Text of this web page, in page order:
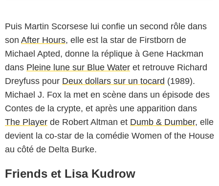
Puis Martin Scorsese lui confie un second rôle dans
son After Hours, elle est la star de Firstborn de
Michael Apted, donne la réplique à Gene Hackman
dans Pleine lune sur Blue Water et retrouve Richard
Dreyfuss pour Deux dollars sur un tocard (1989).
Michael J. Fox la met en scène dans un épisode des
Contes de la crypte, et après une apparition dans
The Player de Robert Altman et Dumb & Dumber, elle
devient la co-star de la comédie Women of the House
au côté de Delta Burke.
Friends et Lisa Kudrow
NBC